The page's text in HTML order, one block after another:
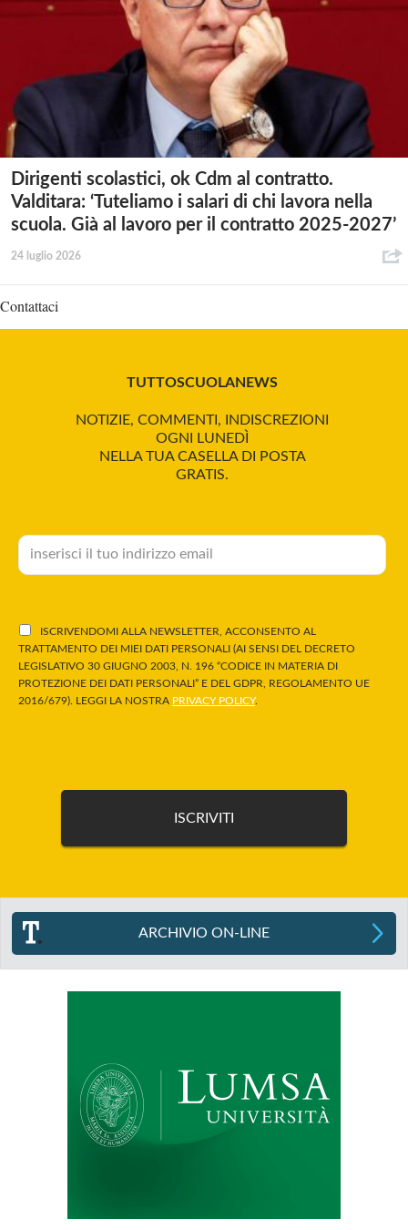
Dirigenti scolastici, ok Cdm al contratto.
Valditara: ‘Tuteliamo i salari di chi lavora nella
scuola. Già al lavoro per il contratto 2025-2027’
24 luglio 2026
Contattaci
TUTTOSCUOLANEWS
NOTIZIE, COMMENTI, INDISCREZIONI
OGNI LUNEDÌ
NELLA TUA CASELLA DI POSTA
GRATIS.
ISCRIVENDOMI ALLA NEWSLETTER, ACCONSENTO AL
TRATTAMENTO DEI MIEI DATI PERSONALI (AI SENSI DEL DECRETO
LEGISLATIVO 30 GIUGNO 2003, N. 196 “CODICE IN MATERIA DI
PROTEZIONE DEI DATI PERSONALI” E DEL GDPR, REGOLAMENTO UE
2016/679). LEGGI LA NOSTRA PRIVACY POLICY.
ARCHIVIO ON-LINE